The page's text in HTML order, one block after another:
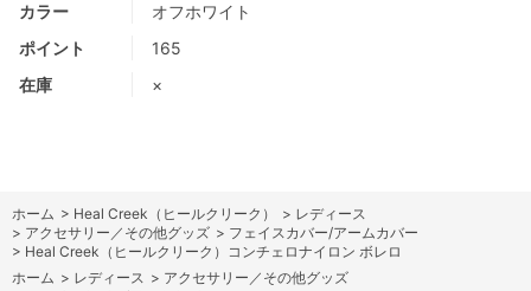
カラー
オフホワイト
ポイント
165
在庫
×
ホーム > Heal Creek（ヒールクリーク） > レディース
> アクセサリー／その他グッズ > フェイスカバー/アームカバー
> Heal Creek（ヒールクリーク）コンチェロナイロン ボレロ
ホーム > レディース > アクセサリー／その他グッズ